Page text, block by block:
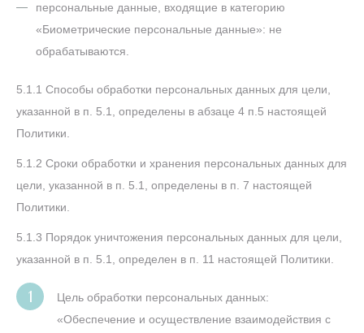
персональные данные, входящие в категорию
«Биометрические персональные данные»: не
обрабатываются.
5.1.1 Способы обработки персональных данных для цели,
указанной в п. 5.1, определены в абзаце 4 п.5 настоящей
Политики.
5.1.2 Сроки обработки и хранения персональных данных для
цели, указанной в п. 5.1, определены в п. 7 настоящей
Политики.
5.1.3 Порядок уничтожения персональных данных для цели,
указанной в п. 5.1, определен в п. 11 настоящей Политики.
Цель обработки персональных данных:
«Обеспечение и осуществление взаимодействия с